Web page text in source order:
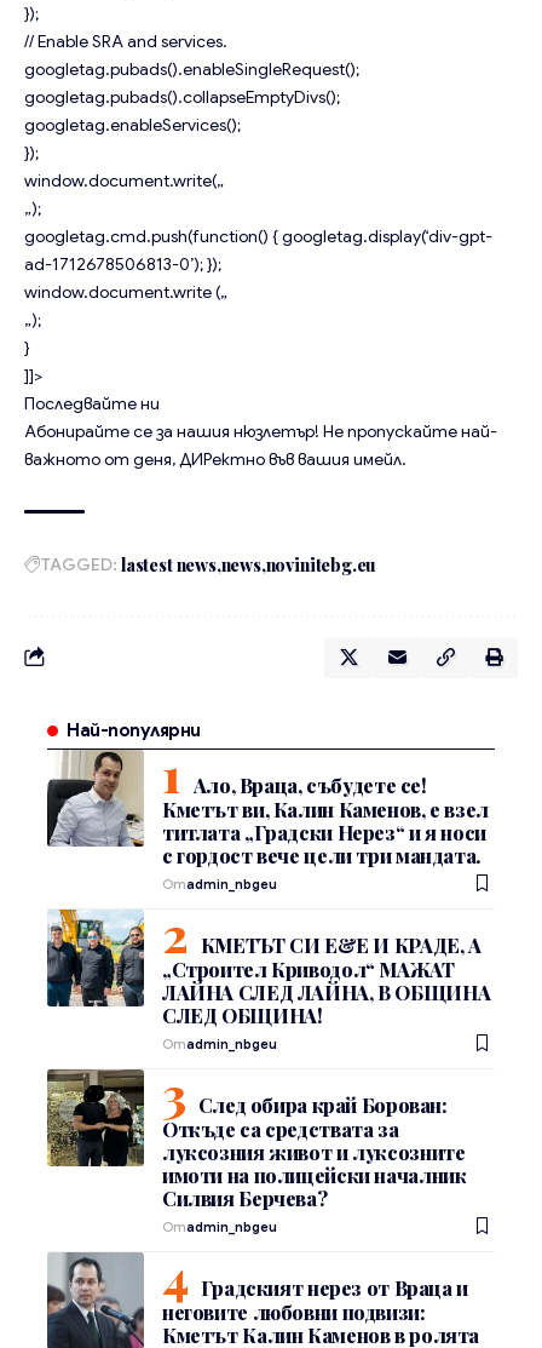
});
// Enable SRA and services.
googletag.pubads().enableSingleRequest();
googletag.pubads().collapseEmptyDivs();
googletag.enableServices();
});
window.document.write(„
„);
googletag.cmd.push(function() { googletag.display(‘div-gpt-
ad-1712678506813-0’); });
window.document.write („
„);
}
]]>
Последвайте ни
Абонирайте се за нашия нюзлетър! Не пропускайте най-
важното от деня, ДИРектно във вашия имейл.
TAGGED: lastest news news novinitebg.eu
Най-популярни
Ало, Враца, събудете се!
Кметът ви, Калин Каменов, е взел
титлата „Градски Нерез“ и я носи
с гордост вече цели три мандата.
Отadmin_nbgeu
КМЕТЪТ СИ Е&Е И КРАДЕ, А
„Строител Криводол“ МАЖАТ
ЛАЙНА СЛЕД ЛАЙНА, В ОБЩИНА
СЛЕД ОБЩИНА!
Отadmin_nbgeu
След обира край Борован:
Откъде са средствата за
луксозния живот и луксозните
имоти на полицейски началник
Силвия Берчева?
Отadmin_nbgeu
Градският нерез от Враца и
неговите любовни подвизи:
Кметът Калин Каменов в ролята